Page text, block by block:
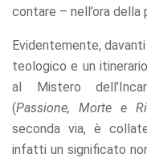
contare – nell’ora
Evidentemente,
teologico e un
al Mistero
(Passione, Morte e
seconda via, è
infatti un significato